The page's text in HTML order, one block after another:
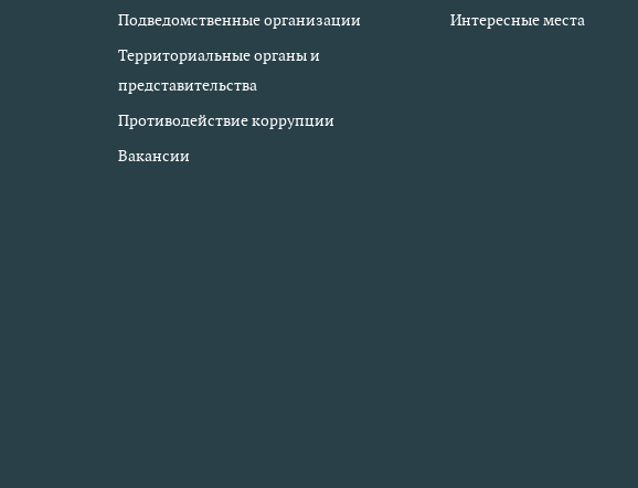
Подведомственные организации
Территориальные органы и
представительства
Противодействие коррупции
Вакансии
Интересные места